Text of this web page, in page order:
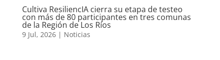
Cultiva ResiliencIA cierra su etapa de testeo
con más de 80 participantes en tres comunas
de la Región de Los Ríos
9 Jul, 2026| Noticias